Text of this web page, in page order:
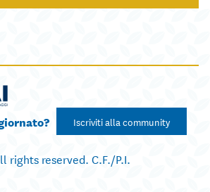
Iscriviti alla community
rights reserved. C.F./P.I.